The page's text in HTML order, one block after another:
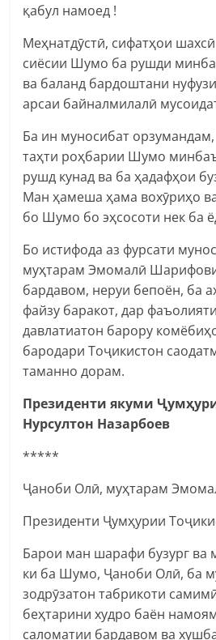
қабул намоед !
Меҳнатдӯстӣ, сифатҳои
сиёсии Шумо ба рушди
ва баланд бардоштани
арсаи байналмилалӣ
Ба ин муносибат
таҳти роҳбарии Шумо
рушд кунад ва ба ҳадафҳои
Ман ҳамеша ҳама вохӯриҳо
бо Шумо бо эҳсосоти нек ба
Бо истифода аз фурсати
муҳтарам Эмомалӣ
бардавом, неруи бепоён, ба
файзу баракот, дар
давлатиатон барору
бародари Тоҷикистон
таманно дорам.
Президенти якуми
Нурсултон Назарбоев
*****
Ҷаноби Олӣ, муҳтарам
Президенти Ҷумҳурии
Барои ман шарафи бузург ва
ки ба Шумо, Ҷаноби Олӣ, ба
зодрӯзатон табрикоти
беҳтарини худро баён
саломатии бардавом ва